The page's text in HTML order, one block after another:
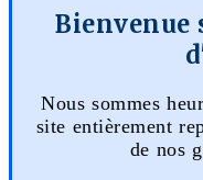
Bienvenue
Nous sommes
site entièrement
de nos